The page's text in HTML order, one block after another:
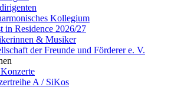
Kollegium
in Residence 2026/27
& Musiker
der Freunde und Förderer e. V.
A / SiKos